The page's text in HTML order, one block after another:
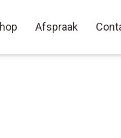
Afspraak